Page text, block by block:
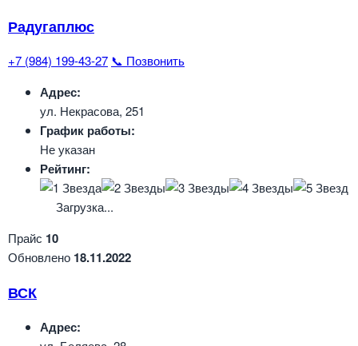
Радугаплюс
+7 (984) 199-43-27 📞 Позвонить
Адрес:
ул. Некрасова, 251
График работы:
Не указан
Рейтинг:
Загрузка...
Прайс 10
Обновлено 18.11.2022
ВСК
Адрес: